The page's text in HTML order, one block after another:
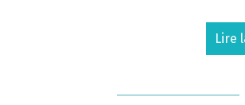
Lire